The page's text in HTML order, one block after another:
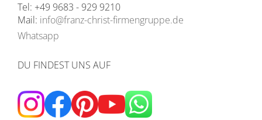
Tel: +49 9683 - 929 9210
Mail: info@franz-christ-firmengruppe.de
Whatsapp
DU FINDEST UNS AUF